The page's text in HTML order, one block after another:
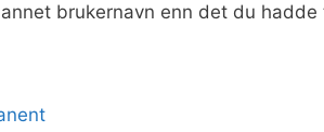
brukernavn enn det du hadde